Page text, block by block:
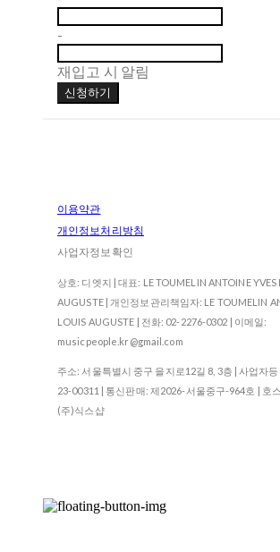
-
재입고 시 알림
신청하기
이용약관
개인정보처리방침
사업자정보확인
상호: 디엣지 | 대표: LE TOUMELIN ANTOINE YVES
AUGUSTE | 개인정보관리책임자: LE TOUMELIN
LOUIS AUGUSTE | 전화: 02-2276-0302 | 이메일:
musicpeople.kr@gmail.com
주소: 서울특별시 중구 을지로12길 8, 3층 | 사업자
23-00311 | 통신판매: 제2026-서울중구-964호 | 호
(주)식스샵